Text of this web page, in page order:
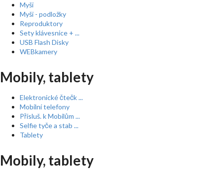
Myši
Myši - podložky
Reproduktory
Sety klávesnice + ...
USB Flash Disky
WEBkamery
Mobily, tablety
Elektronické čtečk ...
Mobilní telefony
Přísluš. k Mobilům ...
Selfie tyče a stab ...
Tablety
Mobily, tablety